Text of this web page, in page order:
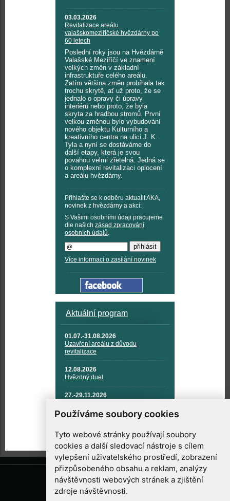
Používáme soubory cookies
Tyto webové stránky používají soubory
cookies a další sledovací nástroje s cílem
vylepšení uživatelského prostředí, zobrazení
přizpůsobeného obsahu a reklam, analýzy
návštěvnosti webových stránek a zjištění
zdroje návštěvnosti.
03.03.2026
Revitalizace areálu
valašskomeziříčské hvězdárny po
60 letech
Poslední roky jsou na Hvězdárně
Valašské Meziříčí ve znamení
velkých změn v základní
infrastruktuře celého areálu.
Zatím většina změn probíhala tak
trochu skrytě, ať už proto, že se
jednalo o opravy či úpravy
interiérů nebo proto, že byla
skryta za hradbou stromů. První
velkou změnou bylo vybudování
nového objektu Kulturního a
kreativního centra na ulici J. K.
Tyla a nyní se dostáváme do
další etapy, která je svou
povahou velmi zřetelná. Jedná se
o komplexní revitalizaci oplocení
a areálu hvězdárny.
Přihlašte se k odběru aktualit AKA,
novinek z hvězdárny a akcí:
S Vašimi osobními údaji pracujeme
dle našich zásad zpracování
osobních údajů.
Více informací o zasílání novinek
Aktuální program
01.07.-31.08.2026
Uzavření areálu z důvodu
revitalizace
12.08.2026
Hvězdný duel
27.-29.11.2026
TECHNIKA A KOSMICKÉ
TECHNOLOGIE